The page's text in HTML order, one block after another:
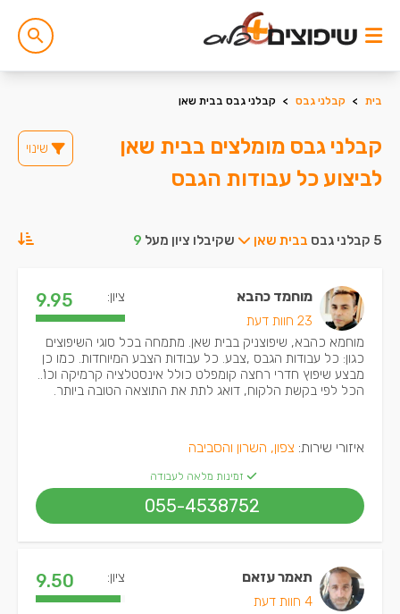
בית > קבלני גבס > קבלני גבס בבית שאן
קבלני גבס מומלצים בבית שאן
לביצוע כל עבודות הגבס
שינוי
5 קבלני גבס בבית שאן שקיבלו ציון מעל 9
מוחמד כהבא
23 חוות דעת
ציון: 9.95
מוחמא כהבא, שיפוצניק בבית שאן. מתמחה בכל סוגי השיפוצים
כגון: כל עבודות הגבס ,צבע. כל עבודות הצבע המיוחדות. כמו כן
מבצע שיפוץ חדרי רחצה קומפלט כולל אינסטלציה קרמיקה וכו'..
הכל לפי בקשת הלקוח, דואג לתת את התוצאה הטובה ביותר.
איזורי שירות: צפון, השרון והסביבה
זמינות מלאה לעבודה
055-4538752
תאמר עזאם
4 חוות דעת
ציון: 9.50